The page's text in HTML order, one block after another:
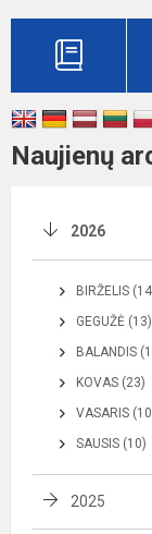
Naujienų
2026
BIRŽELIS
GEGUŽĖ (13)
BALANDIS
KOVAS (23)
VASARIS
SAUSIS (10)
2025